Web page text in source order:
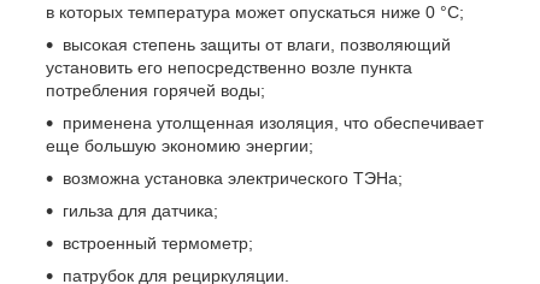
в которых температура может опускаться ниже 0 °С;
высокая степень защиты от влаги, позволяющий
установить его непосредственно возле пункта
потребления горячей воды;
применена утолщенная изоляция, что обеспечивает
еще большую экономию энергии;
возможна установка электрического ТЭНа;
гильза для датчика;
встроенный термометр;
патрубок для рециркуляции.